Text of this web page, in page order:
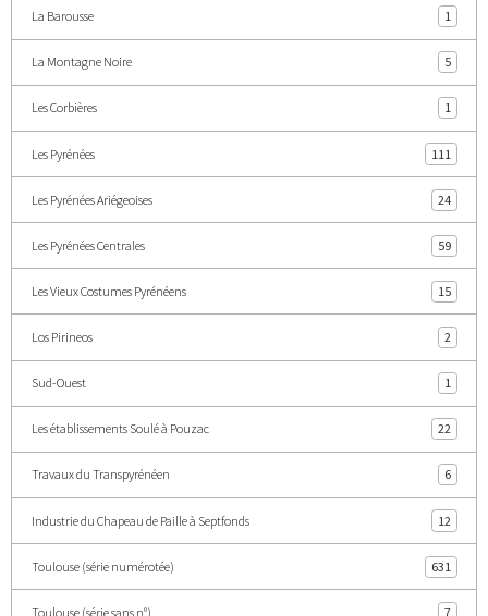
La Barousse 1
La Montagne Noire 5
Les Corbières 1
Les Pyrénées 111
Les Pyrénées Ariégeoises 24
Les Pyrénées Centrales 59
Les Vieux Costumes Pyrénéens 15
Los Pirineos 2
Sud-Ouest 1
Les établissements Soulé à Pouzac 22
Travaux du Transpyrénéen 6
Industrie du Chapeau de Paille à Septfonds 12
Toulouse (série numérotée) 631
Toulouse (série sans n°) 7